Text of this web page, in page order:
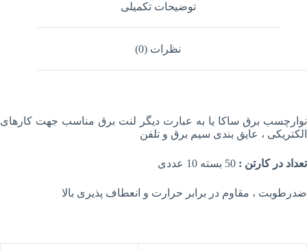
توضیحات تکمیلی
نظرات (0)
نوارچسب برق ساکا یا به عبارت دیگر لنت برق مناسب جهت کارهای
الکتریکی ، عایق بندی سیم برق و تلفن
تعداد در کارتن :
ضدرطوبت ، مقاوم در برابر حرارت و انعطاف پذیری بالا